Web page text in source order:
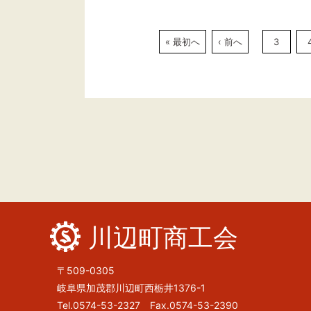
« 最初へ ‹ 前へ 3
川辺町商工会
〒509-0305
岐阜県加茂郡川辺町西栃井1376-1
Tel.0574-53-2327 Fax.0574-53-2390